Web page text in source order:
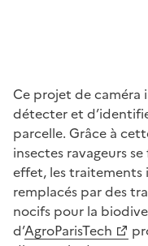
Ce projet de
détecter et
parcelle. Grâce à
insectes ravageurs
effet, les traitements
remplacés par des
nocifs pour la
d’AgroParisTech